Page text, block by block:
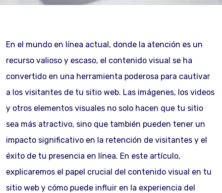
En el mundo en línea actual, donde la atención es un
recurso valioso y escaso, el contenido visual se ha
convertido en una herramienta poderosa para cautivar
a los visitantes de tu sitio web. Las imágenes, los videos
y otros elementos visuales no solo hacen que tu sitio
sea más atractivo, sino que también pueden tener un
impacto significativo en la retención de visitantes y el
éxito de tu presencia en línea. En este artículo,
explicaremos el papel crucial del contenido visual en tu
sitio web y cómo puede influir en la experiencia del